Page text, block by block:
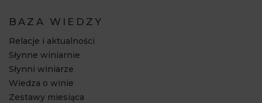
BAZA WIEDZY
Relacje i aktualności
Słynne winiarnie
Słynni winiarze
Wiedza o winie
Zestawy miesiąca